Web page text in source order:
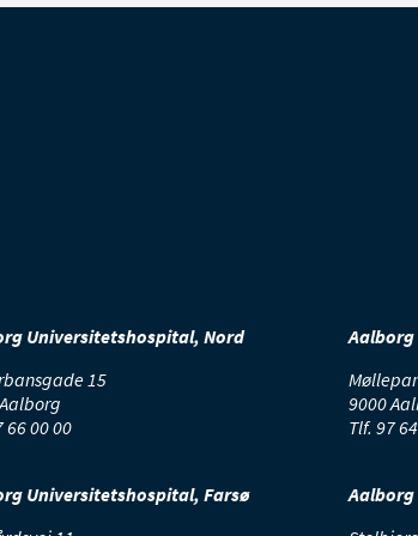
Spis kun kolde fødevarer det første døgn. De
tand er vokset helt fast efter 2-3 måneder,
I den første uges tid efter operationen skal du
belaste blodkarrene.
Universitetshospital, Nord
15
66 00 00
9000
Tlf. 97
Universitetshospital, Farsø